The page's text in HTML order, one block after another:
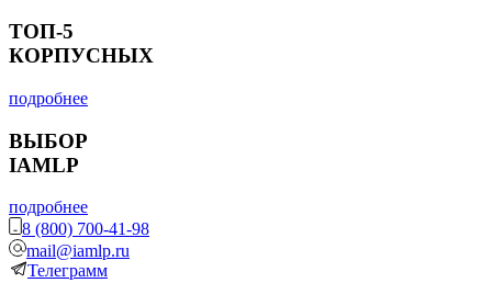
ТОП-5
КОРПУСНЫХ
подробнее
ВЫБОР
IAMLP
подробнее
8 (800) 700-41-98
mail@iamlp.ru
Телеграмм